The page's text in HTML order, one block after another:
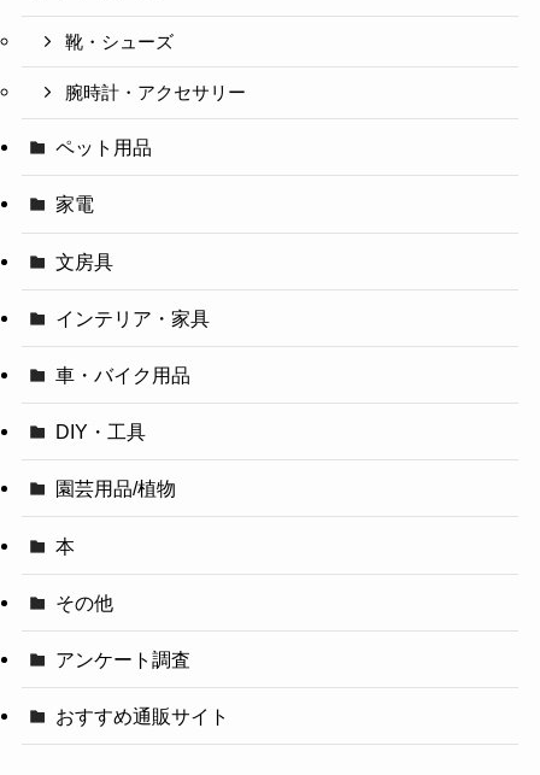
靴・シューズ
腕時計・アクセサリー
ペット用品
家電
文房具
インテリア・家具
車・バイク用品
DIY・工具
園芸用品/植物
本
その他
アンケート調査
おすすめ通販サイト